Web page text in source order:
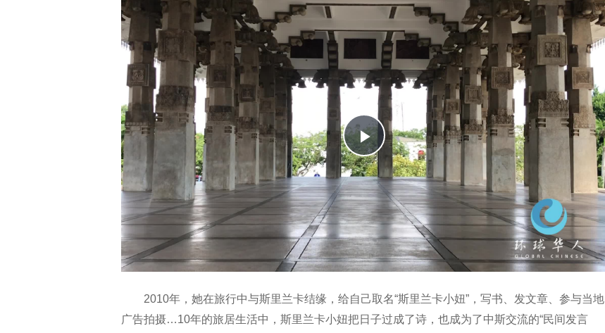
Play
Video
2010年，她在旅行中与斯里兰卡结缘，给自己取名“斯里兰卡小妞”，写书、发文章、参与当地
广告拍摄…10年的旅居生活中，斯里兰卡小妞把日子过成了诗，也成为了中斯交流的“民间发言